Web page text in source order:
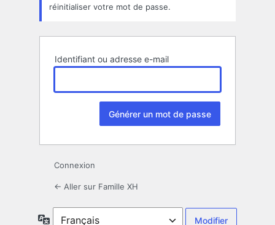
réinitialiser votre mot de passe.
Identifiant ou adresse e-mail
Connexion
← Aller sur Famille XH
Langue